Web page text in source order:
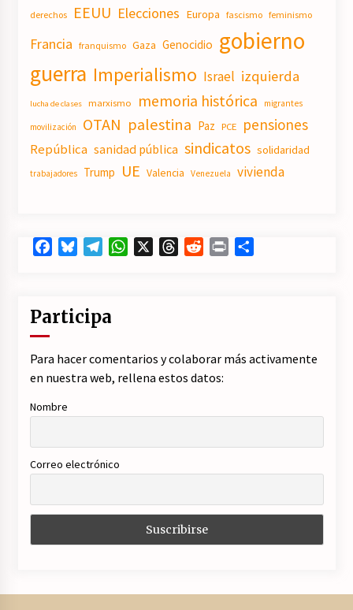
derechos EEUU Elecciones Europa fascismo feminismo
Francia franquismo Gaza Genocidio gobierno
guerra Imperialismo Israel izquierda
lucha de clases marxismo memoria histórica migrantes
movilización OTAN palestina Paz PCE pensiones
República sanidad pública sindicatos solidaridad
trabajadores Trump UE Valencia Venezuela vivienda
FacebookBlueskyTelegramWhatsApp ThreadsRedditPrint
Participa
Para hacer comentarios y colaborar más activamente
en nuestra web, rellena estos datos:
Nombre
Correo electrónico